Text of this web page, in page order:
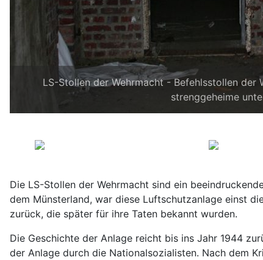
LS-Stollen der Wehrmacht - Befehlsstollen
strenggeheime
Die LS-Stollen der Wehrmacht sind ein
dem Münsterland, war diese Luftschutzanlage einst
zurück, die später für ihre Taten bekannt wurden.
Die Geschichte der Anlage reicht bis ins Jahr 1944
der Anlage durch die Nationalsozialisten. Nach dem